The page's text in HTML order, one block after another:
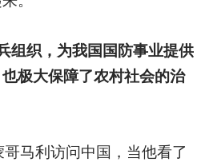
组织，为我国国防事业提供
极大保障了农村社会的治
马利访问中国，当他看了